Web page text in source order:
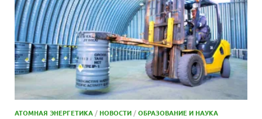
АТОМНАЯ ЭНЕРГЕТИКА /НОВОСТИ /ОБРАЗОВАНИЕ И НАУКА